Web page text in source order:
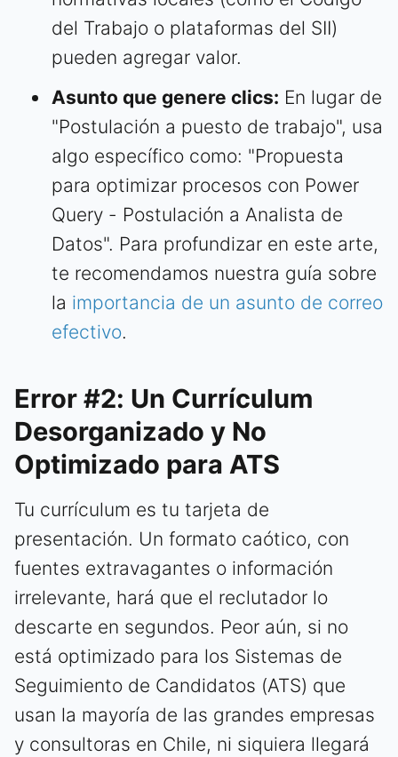
del Trabajo o plataformas del SII)
pueden agregar valor.
Asunto que genere clics: En lugar de
"Postulación a puesto de trabajo", usa
algo específico como: "Propuesta
para optimizar procesos con Power
Query - Postulación a Analista de
Datos". Para profundizar en este arte,
te recomendamos nuestra guía sobre
la importancia de un asunto de correo
efectivo.
Error #2: Un Currículum
Desorganizado y No
Optimizado para ATS
Tu currículum es tu tarjeta de
presentación. Un formato caótico, con
fuentes extravagantes o información
irrelevante, hará que el reclutador lo
descarte en segundos. Peor aún, si no
está optimizado para los Sistemas de
Seguimiento de Candidatos (ATS) que
usan la mayoría de las grandes empresas
y consultoras en Chile, ni siquiera llegará